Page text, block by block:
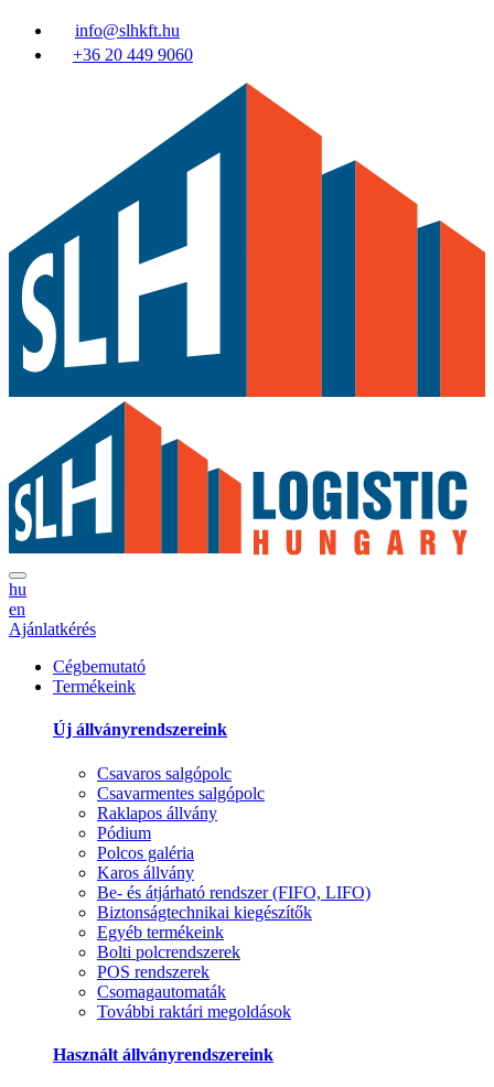
info@slhkft.hu
+36 20 449 9060
hu
en
Ajánlatkérés
Cégbemutató
Termékeink
Új állványrendszereink
Csavaros salgópolc
Csavarmentes salgópolc
Raklapos állvány
Pódium
Polcos galéria
Karos állvány
Be- és átjárható rendszer (FIFO, LIFO)
Biztonságtechnikai kiegészítők
Egyéb termékeink
Bolti polcrendszerek
POS rendszerek
Csomagautomaták
További raktári megoldások
Használt állványrendszereink